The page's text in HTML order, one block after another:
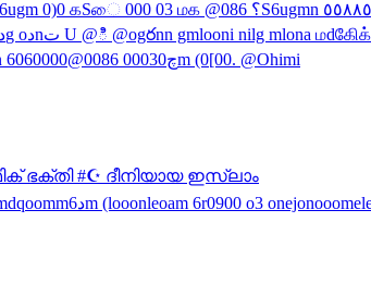
ഭക്തി #☪️ ദീനിയായ ഇസ്ലാം